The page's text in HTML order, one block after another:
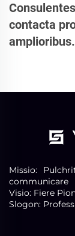
contacta
amplioribus.
Missio:
communicare
Visio: Fiere
Slogon: